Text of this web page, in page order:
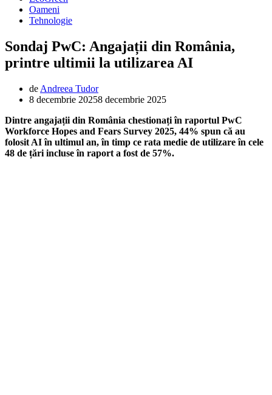
Oameni
Tehnologie
Sondaj PwC: Angajații din România,
printre ultimii la utilizarea AI
de Andreea Tudor
8 decembrie 20258 decembrie 2025
Dintre angajații din România chestionați în raportul PwC
Workforce Hopes and Fears Survey 2025, 44% spun că au
folosit AI în ultimul an, în timp ce rata medie de utilizare în cele
48 de țări incluse în raport a fost de 57%.